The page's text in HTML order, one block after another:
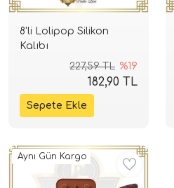
8'li Lolipop Silikon
Kalıbı
227,59 TL %19
182,90 TL
Aynı Gün Kargo